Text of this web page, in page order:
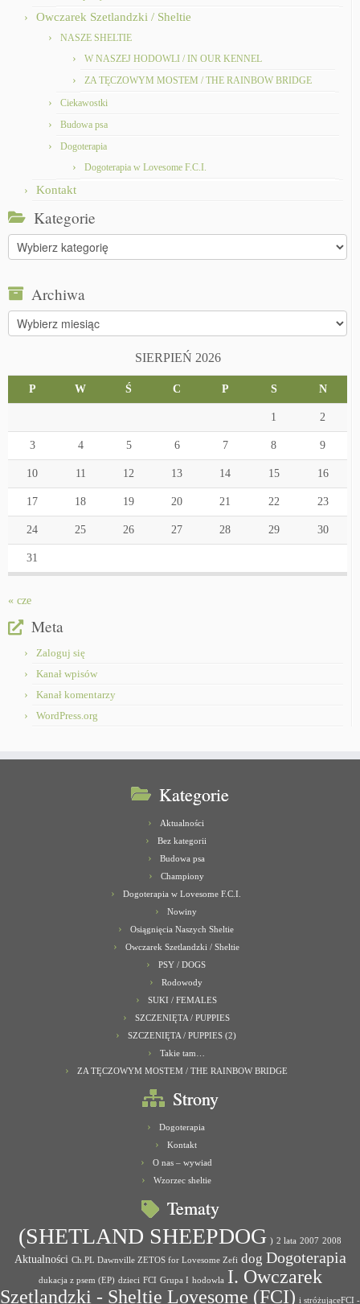
Owczarek Szetlandzki / Sheltie
NASZE SHELTIE
W NASZEJ HODOWLI / IN OUR KENNEL
ZA TĘCZOWYM MOSTEM / THE RAINBOW BRIDGE
Ciekawostki
Budowa psa
Dogoterapia
Dogoterapia w Lovesome F.C.I.
Kontakt
Kategorie
Kategorie
Archiwa
Archiwa
SIERPIEŃ 2026
P W Ś C P S N
1 2
3 4 5 6 7 8 9
10 11 12 13 14 15 16
17 18 19 20 21 22 23
24 25 26 27 28 29 30
31
« cze
Meta
Zaloguj się
Kanał wpisów
Kanał komentarzy
WordPress.org
Kategorie
Aktualności
Bez kategorii
Budowa psa
Championy
Dogoterapia w Lovesome F.C.I.
Nowiny
Osiągnięcia Naszych Sheltie
Owczarek Szetlandzki / Sheltie
PSY / DOGS
Rodowody
SUKI / FEMALES
SZCZENIĘTA / PUPPIES
SZCZENIĘTA / PUPPIES (2)
Takie tam…
ZA TĘCZOWYM MOSTEM / THE RAINBOW BRIDGE
Strony
Dogoterapia
Kontakt
O nas – wywiad
Wzorzec sheltie
Tematy
(SHETLAND SHEEPDOG ) 2 lata 2007 2008
Aktualności Ch.PL Dawnville ZETOS for Lovesome Zefi dog Dogoterapia
dukacja z psem (EP) dzieci FCI Grupa I hodowla I. Owczarek
Szetlandzki - Sheltie Lovesome (FCI) i stróżująceFCI -